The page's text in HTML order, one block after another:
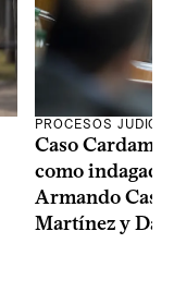
PROCESOS
Caso
como
Armando
Martínez y